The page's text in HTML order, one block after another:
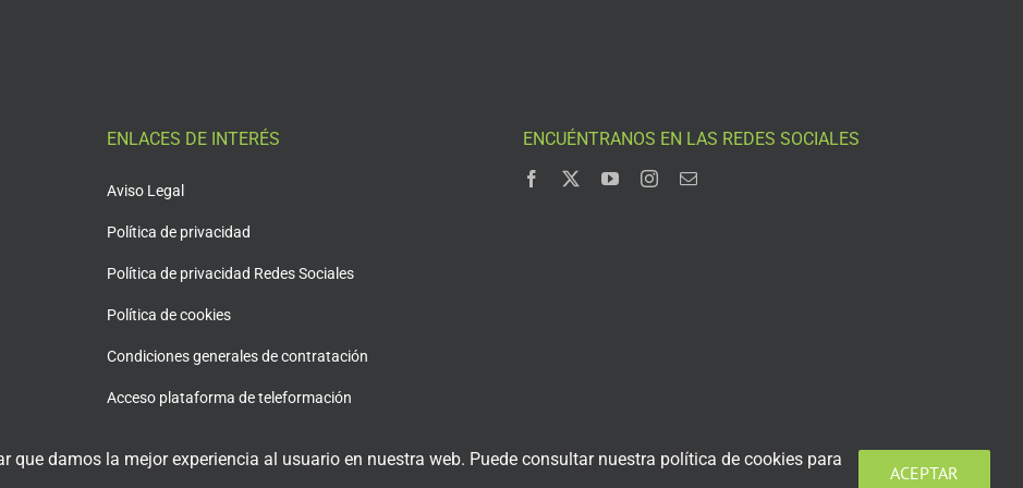
ENLACES DE INTERÉS
Aviso Legal
Política de privacidad
Política de privacidad Redes Sociales
Política de cookies
Condiciones generales de contratación
Acceso plataforma de teleformación
ENCUÉNTRANOS EN LAS REDES SOCIALES
que damos la mejor experiencia al usuario en nuestra web. Puede consultar nuestra política de cookies para
ACEPTAR